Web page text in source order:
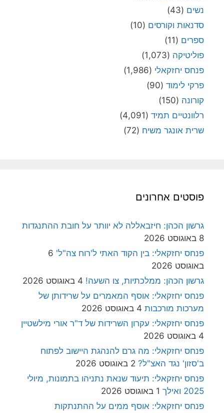
נשים (43)
סדנאות וקורסים (10)
ספרים (11)
פוליטיקה (1,073)
פנחס יחזקאלי (1,986)
פרקי לימוד (90)
קורונה (150)
רלוונטיים תמיד (4,091)
שרית אונגר משיח (72)
פוסטים אחרונים
גרשון הכהן: חיזבאללה לא יוותר על חובת ההתנגדות
8 באוגוסט 2026
פנחס יחזקאלי: בין הקוד האתי ל'רוח צה"ל' 6
באוגוסט 2026
גרשון הכהן: ממלכתיות, צו השעה! 4 באוגוסט 2026
פנחס יחזקאלי: אוסף המאמרים על שרידותן של
מערכות מורכבות 4 באוגוסט 2026
פנחס יחזקאלי: עקרון השרידות של ד"ר אורי מילשטיין
4 באוגוסט 2026
פנחס יחזקאלי: מה גרם להנהגת היישוב לפתוח
ב'סזון' נגד האצ"ל? 2 באוגוסט 2026
פנחס יחזקאלי: תיעוד שנאת נתניהו בתמונות, מיולי
2025 ואילך
1 באוגוסט 2026
פנחס יחזקאלי: אוסף ממים על ההתנתקות